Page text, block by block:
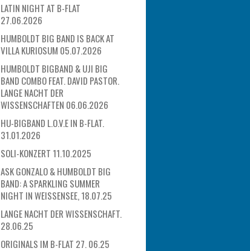
LATIN NIGHT AT B-FLAT
27.06.2026
HUMBOLDT BIG BAND IS BACK AT
VILLA KURIOSUM 05.07.2026
HUMBOLDT BIGBAND & UJI BIG
BAND COMBO FEAT. DAVID PASTOR.
LANGE NACHT DER
WISSENSCHAFTEN 06.06.2026
HU-BIGBAND L.O.V.E IN B-FLAT.
31.01.2026
SOLI-KONZERT 11.10.2025
ASK GONZALO & HUMBOLDT BIG
BAND: A SPARKLING SUMMER
NIGHT IN WEISSENSEE, 18.07.25
LANGE NACHT DER WISSENSCHAFT.
28.06.25
ORIGINALS IM B-FLAT 27. 06.25